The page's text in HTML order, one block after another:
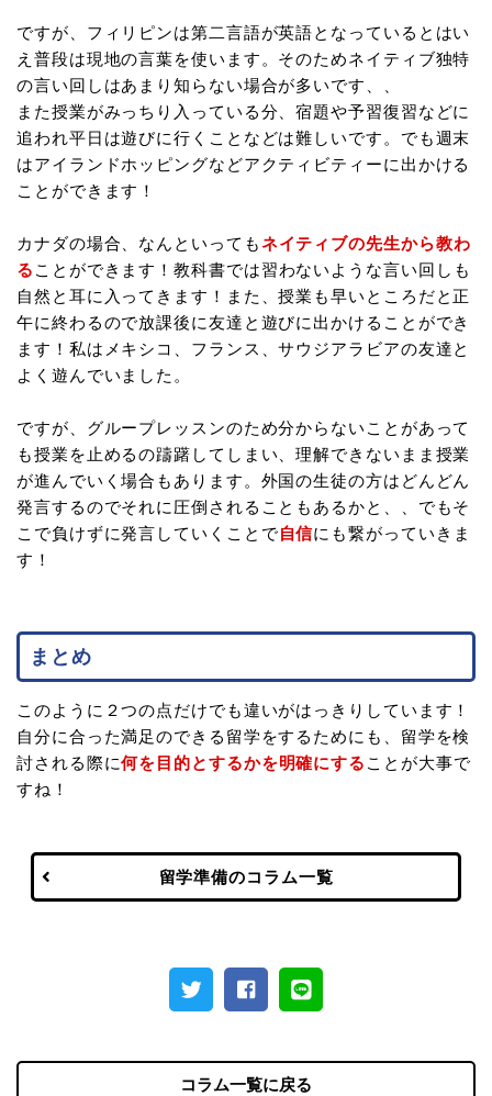
ですが、フィリピンは第二言語が英語となっているとはい
え普段は現地の言葉を使います。そのためネイティブ独特
の言い回しはあまり知らない場合が多いです、、
また授業がみっちり入っている分、宿題や予習復習などに
追われ平日は遊びに行くことなどは難しいです。でも週末
はアイランドホッピングなどアクティビティーに出かける
ことができます！
カナダの場合、なんといってもネイティブの先生から教わ
る ことができます！教科書では習わないような言い回しも
自然と耳に入ってきます！また、授業も早いところだと正
午に終わるので放課後に友達と遊びに出かけることができ
ます！私はメキシコ、フランス、サウジアラビアの友達と
よく遊んでいました。
ですが、グループレッスンのため分からないことがあって
も授業を止めるの躊躇してしまい、理解できないまま授業
が進んでいく場合もあります。外国の生徒の方はどんどん
発言するのでそれに圧倒されることもあるかと、、でもそ
こで負けずに発言していくことで自信にも繋がっていきま
す！
まとめ
このように２つの点だけでも違いがはっきりしています！
自分に合った満足のできる留学をするためにも、留学を検
討される際に何を目的とするかを明確にする ことが大事で
すね！
留学準備のコラム一覧
コラム一覧に戻る